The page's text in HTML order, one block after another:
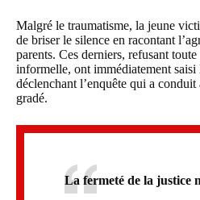
Malgré le traumatisme, la jeune
de briser le silence en racontant
parents. Ces derniers, refusant
informelle, ont immédiatement saisi
déclenchant l’enquête qui a conduit
gradé.
La fermeté de la justice